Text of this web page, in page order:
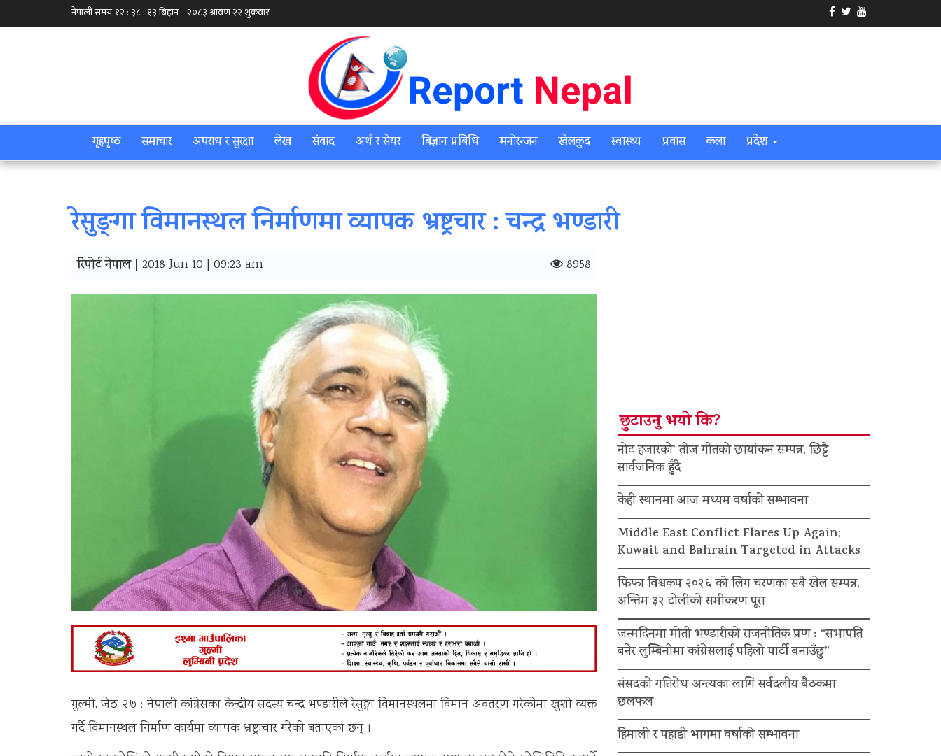
गृहपृष्‍ठ समाचार अपराध र सुरक्षा लेख संवाद अर्थ र सेयर बिज्ञान प्रबिधि मनोरन्जन खेलकुद स्वास्थ्य प्रवास कला प्रदेश
रेसुङ्‍गा विमानस्थल निर्माणमा व्यापक भ्रष्ट्रचार : चन्द्र भण्डारी
रिपोर्ट नेपाल | 2018 Jun 10 | 09:23 am 8958
गुल्मी, जेठ २७ : नेपाली कांग्रेसका केन्द्रीय सदस्य चन्द्र भण्डारीले रेसुङ्गा विमानस्थलमा विमान अवतरण गरेकोमा खुशी व्यक्त
गर्दै विमानस्थल निर्माण कार्यमा व्यापक भ्रष्ट्राचार गरेको बताएका छन् ।
छुटाउनु भयो कि?
नोट हजारको’ तीज गीतको छायांकन सम्पन्न, छिट्टै
सार्वजनिक हुँदै
केही स्थानमा आज मध्यम वर्षाको सम्भावना
Middle East Conflict Flares Up Again;
Kuwait and Bahrain Targeted in Attacks
फिफा विश्वकप २०२६ को लिग चरणका सबै खेल सम्पन्न,
अन्तिम ३२ टोलीको समीकरण पूरा
जन्मदिनमा मोती भण्डारीको राजनीतिक प्रण : “सभापति
बनेर लुम्बिनीमा कांग्रेसलाई पहिलो पार्टी बनाउँछु”
संसदको गतिरोध अन्त्यका लागि सर्वदलीय बैठकमा
छलफल
हिमाली र पहाडी भागमा वर्षाको सम्भावना